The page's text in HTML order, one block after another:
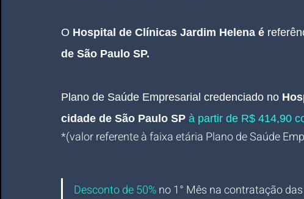
O Hospital de Clínicas Jardim Helena é
de São Paulo SP.
Plano de Saúde Empresarial credenciado no
cidade de São Paulo SP à partir de R$ 414,90
*(valor referente à faixa etária Plano de Saúde
Desconto de 50%no 1° Mês na contratação